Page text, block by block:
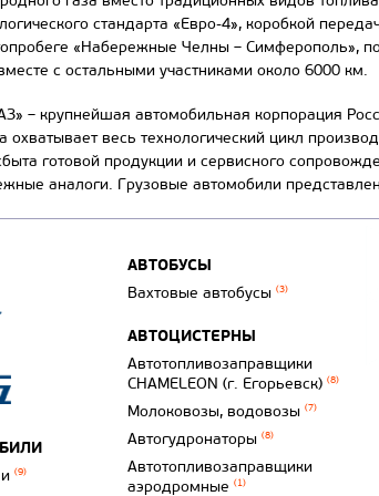
стандарта «Евро-4», коробкой
«Набережные Челны – Симферополь»,
с остальными участниками около 6000 км.
– крупнейшая автомобильная корпорация
охватывает весь технологический цикл
готовой продукции и сервисного
аналоги. Грузовые автомобили
(9)
АВТОБУСЫ
Вахтовые автобусы (3)
АВТОЦИСТЕРНЫ
Автотопливозаправщики
CHAMELEON (г. Егорьевск) (8)
Молоковозы, водовозы (7)
Автогудронаторы (8)
Автотопливозаправщики
аэродромные (1)